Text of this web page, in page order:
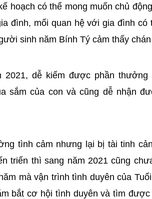
hoạch có thể mong muốn chủ
đình, mối quan hệ với gia đình có
sinh năm Bính Tý cảm thấy
dễ kiếm được phần thưởng
sắm của con và cũng dễ nhận
tình cảm nhưng lại bị tài tinh
triển thì sang năm 2021 cũng
mà vận trình tình duyên của
bắt cơ hội tình duyên và tìm